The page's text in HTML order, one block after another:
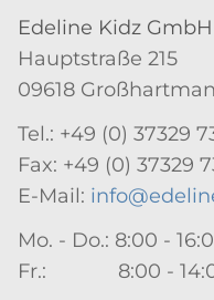
Edeline Kidz GmbH
Hauptstraße 215
09618
Tel.: +49 (0) 37329
Fax: +49 (0) 37329
E-Mail:
Mo. - Do.: 8:00 -
Fr.: 8:00 -